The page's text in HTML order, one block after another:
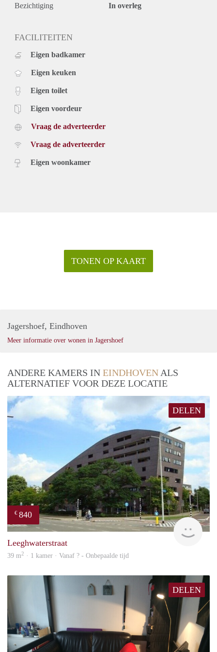
Bezichtiging In overleg
FACILITEITEN
Eigen badkamer
Eigen keuken
Eigen toilet
Eigen voordeur
Vraag de adverteerder
Vraag de adverteerder
Eigen woonkamer
TONEN OP KAART
Jagershoef, Eindhoven
Meer informatie over wonen in Jagershoef
ANDERE KAMERS IN EINDHOVEN ALS
ALTERNATIEF VOOR DEZE LOCATIE
DELEN
€ 840
rent
Leeghwaterstraat
39 m2 · 1 kamer · Vanaf ? - Onbepaalde tijd
DELEN